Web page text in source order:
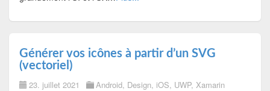
Générer vos icônes à partir d’un SVG
(vectoriel)
23. juillet 2021 Android, Design, iOS, UWP, Xamarin